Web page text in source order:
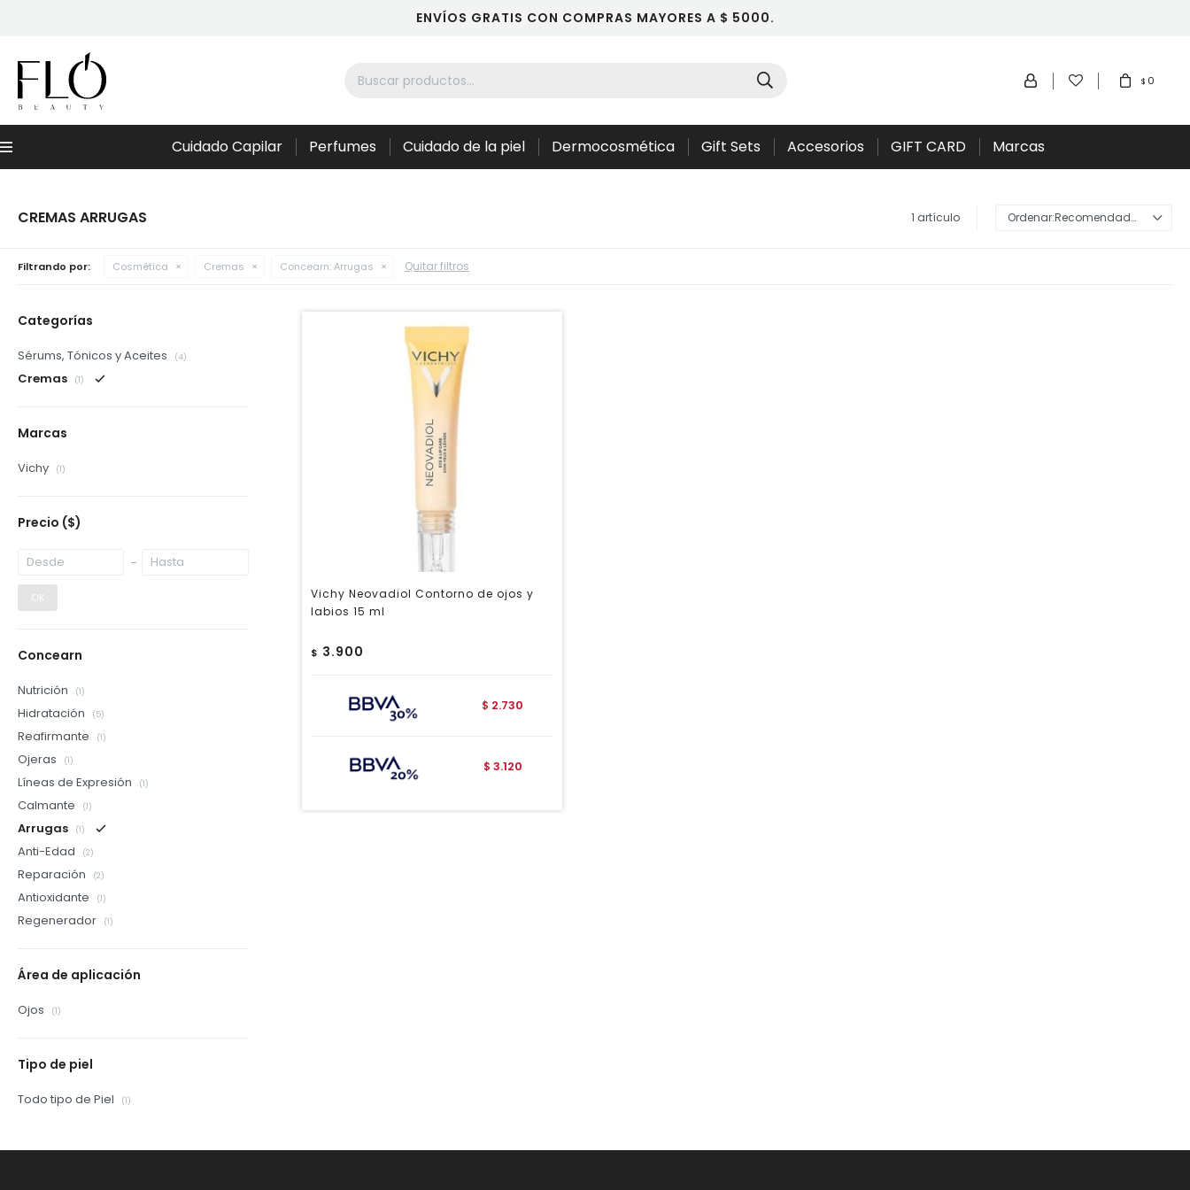
ENVÍOS GRATIS CON COMPRAS MAYORES A $ 5000.
Menú Cuidado Capilar Perfumes Cuidado de la piel Dermocosmética Gift Sets Accesorios GIFT CARD Marcas
$ 0
CREMAS ARRUGAS 1 artículo Recomendados
Filtrando por: Cosmética Cremas Concearn:Arrugas Quitar filtros
Vichy Neovadiol Contorno de ojos y
labios 15 ml
$ 3.900
$ 2.730
$ 3.120
Categorías
Sérums, Tónicos y Aceites (4)
Cremas (1)
Marcas
Vichy (1)
Precio ($)
OK
Concearn
Nutrición (1)
Hidratación (5)
Reafirmante (1)
Ojeras (1)
Líneas de Expresión (1)
Calmante (1)
Arrugas (1)
Anti-Edad (2)
Reparación (2)
Antioxidante (1)
Regenerador (1)
Área de aplicación
Ojos (1)
Tipo de piel
Todo tipo de Piel (1)